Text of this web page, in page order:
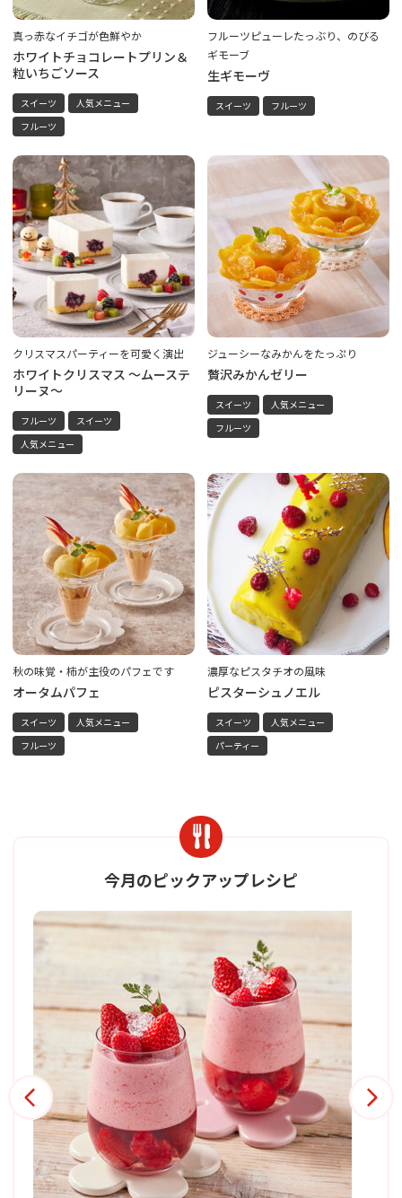
真っ赤なイチゴが色鮮やか
ホワイトチョコレートプリン＆
粒いちごソース
スイーツ
人気メニュー
フルーツ
フルーツピューレたっぶり、のびる
ギモーブ
生ギモーヴ
スイーツ フルーツ
クリスマスパーティーを可愛く演出
ホワイトクリスマス ～ムーステ
リーヌ～
フルーツ
スイーツ
人気メニュー
ジューシーなみかんをたっぷり
贅沢みかんゼリー
スイーツ
人気メニュー
フルーツ
秋の味覚・柿が主役のパフェです
オータムパフェ
スイーツ
人気メニュー
フルーツ
濃厚なピスタチオの風味
ピスターシュノエル
スイーツ
人気メニュー
パーティー
今月のピックアップレシピ